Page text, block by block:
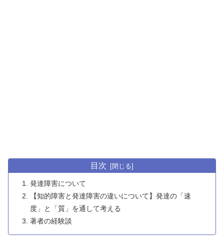
目次
発達障害について
【知的障害と発達障害の違いについて】発達の「速
度」と「質」を通して考える
著者の経験談